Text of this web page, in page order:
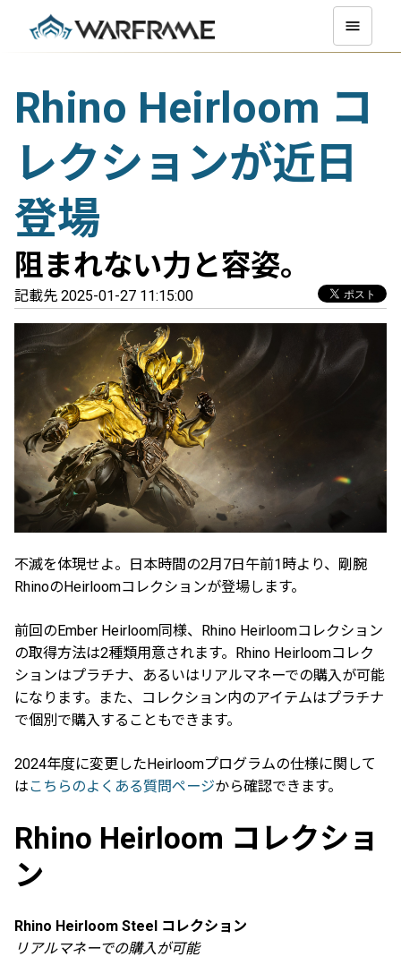
Rhino Heirloom コ
レクションが近日
登場
阻まれない力と容姿。
記載先 2025-01-27 11:15:00
不滅を体現せよ。日本時間の2月7日午前1時より、剛腕
RhinoのHeirloomコレクションが登場します。
前回のEmber Heirloom同様、Rhino Heirloomコレクション
の取得方法は2種類用意されます。Rhino Heirloomコレク
ションはプラチナ、あるいはリアルマネーでの購入が可能
になります。また、コレクション内のアイテムはプラチナ
で個別で購入することもできます。
2024年度に変更したHeirloomプログラムの仕様に関して
は こちらのよくある質問ページから確認できます。
Rhino Heirloom コレクショ
ン
Rhino Heirloom Steel コレクション
リアルマネーでの購入が可能